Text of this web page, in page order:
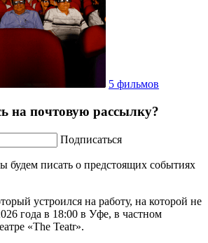
5 фильмов
на почтовую рассылку?
Подписаться
будем писать о предстоящих событиях
устроился на работу, на которой не
года в 18:00 в Уфе, в частном
«The Teatr».